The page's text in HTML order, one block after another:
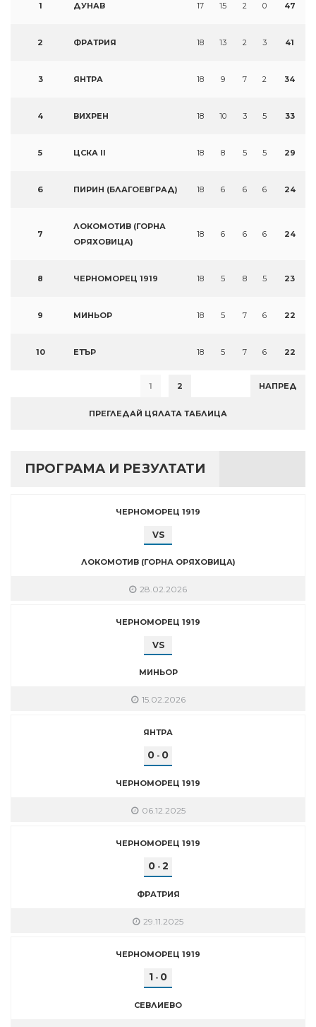
1 ДУНАВ 17 15 2 0 47
2 ФРАТРИЯ 18 13 2 3 41
3 ЯНТРА 18 9 7 2 34
4 ВИХРЕН 18 10 3 5 33
5 ЦСКА II 18 8 5 5 29
6 ПИРИН (БЛАГОЕВГРАД) 18 6 6 6 24
7
ЛОКОМОТИВ (ГОРНА
ОРЯХОВИЦА)
18 6 6 6 24
8 ЧЕРНОМОРЕЦ 1919 18 5 8 5 23
9 МИНЬОР 18 5 7 6 22
10 ЕТЪР 18 5 7 6 22
1 2 НАПРЕД
ПРЕГЛЕДАЙ ЦЯЛАТА ТАБЛИЦА
ПРОГРАМА И РЕЗУЛТАТИ
ЧЕРНОМОРЕЦ 1919
VS
ЛОКОМОТИВ (ГОРНА ОРЯХОВИЦА)
28.02.2026
ЧЕРНОМОРЕЦ 1919
VS
МИНЬОР
15.02.2026
ЯНТРА
0 - 0
ЧЕРНОМОРЕЦ 1919
06.12.2025
ЧЕРНОМОРЕЦ 1919
0- 2
ФРАТРИЯ
29.11.2025
ЧЕРНОМОРЕЦ 1919
1 - 0
СЕВЛИЕВО